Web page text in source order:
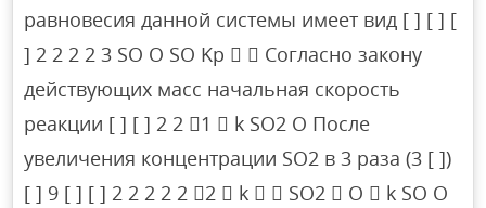
равновесия данной системы имеет вид [ ] [ ] [
] 2 2 2 2 3 SO O SO Kp   Согласно закону
действующих масс начальная скорость
реакции [ ] [ ] 2 2 1  k SO2 O После
увеличения концентрации SO2 в 3 раза (3 [ ])
[ ] 9 [ ] [ ] 2 2 2 2 2 2  k   SO2  O  k SO O